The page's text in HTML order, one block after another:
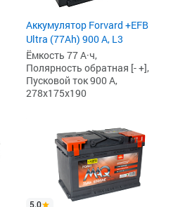
Аккумулятор Forvard +EFB
Ultra (77Ah) 900 А, L3
Ёмкость 77 А·ч,
Полярность обратная [- +],
Пусковой ток 900 А,
278x175x190
5.0